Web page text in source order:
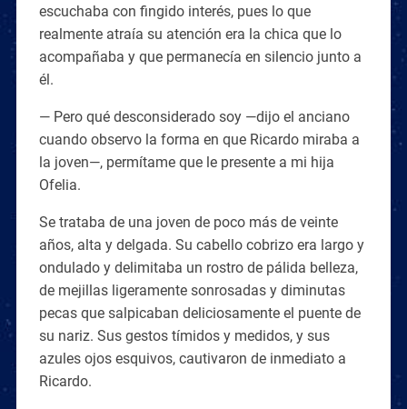
escuchaba con fingido interés, pues lo que
realmente atraía su atención era la chica que lo
acompañaba y que permanecía en silencio junto a
él.
— Pero qué desconsiderado soy —dijo el anciano
cuando observo la forma en que Ricardo miraba a
la joven—, permítame que le presente a mi hija
Ofelia.
Se trataba de una joven de poco más de veinte
años, alta y delgada. Su cabello cobrizo era largo y
ondulado y delimitaba un rostro de pálida belleza,
de mejillas ligeramente sonrosadas y diminutas
pecas que salpicaban deliciosamente el puente de
su nariz. Sus gestos tímidos y medidos, y sus
azules ojos esquivos, cautivaron de inmediato a
Ricardo.